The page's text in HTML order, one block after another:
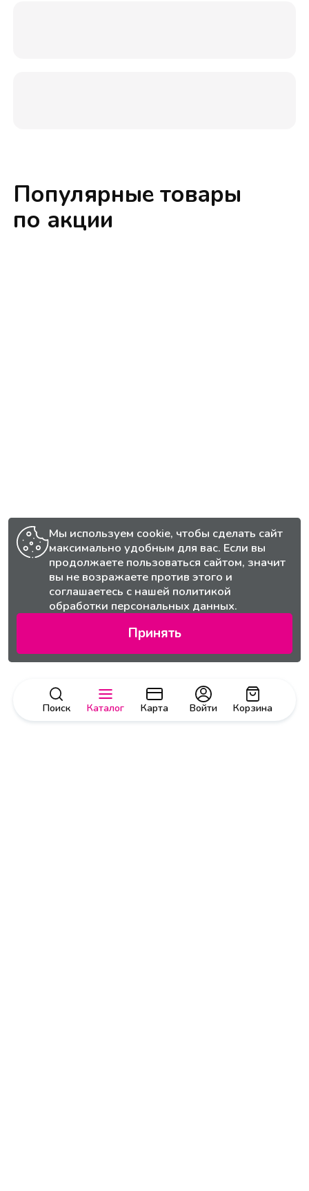
Поиск Каталог Карта Корзина
Войти
Популярные товары
по акции
Мы используем cookie, чтобы сделать сайт
максимально удобным для вас. Если вы
продолжаете пользоваться сайтом, значит
вы не возражаете против этого и
соглашаетесь с нашей политикой
обработки персональных данных.
Принять